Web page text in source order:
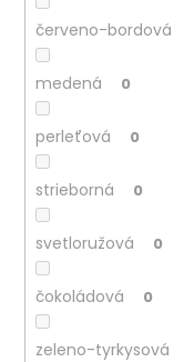
červeno-bordová
medená 0
perleťová 0
strieborná 0
svetloružová 0
čokoládová 0
zeleno-tyrkysová